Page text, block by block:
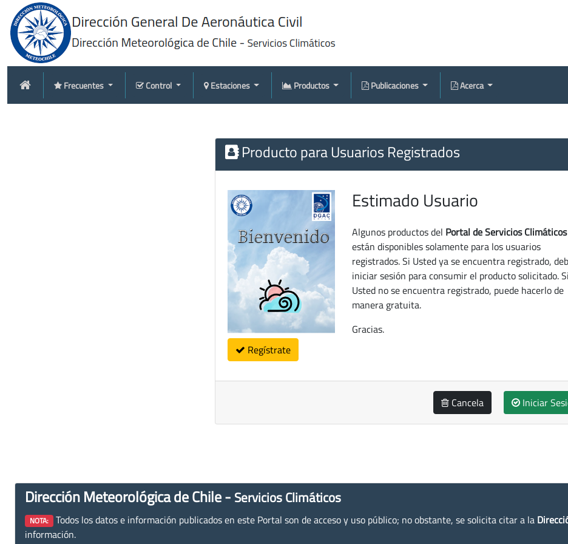
Frecuentes Control Estaciones Productos Publicaciones Acerca
Producto para Usuarios Registrados
Regístrate
Estimado Usuario
Algunos productos del Portal de Servicios Climáticos
están disponibles solamente para los usuarios
registrados. Si Usted ya se encuentra registrado,
iniciar sesión para consumir el producto solicitado. Si
Usted no se encuentra registrado, puede hacerlo de
manera gratuita.
Gracias.
Cancela Iniciar
Dirección Meteorológica de Chile - Servicios Climáticos
NOTA: Todos los datos e información publicados en este Portal son de acceso y uso público; no obstante, se solicita citar a la
información.